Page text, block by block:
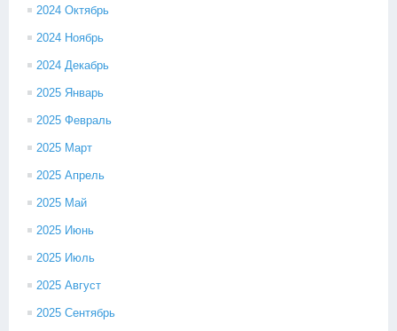
2024 Октябрь
2024 Ноябрь
2024 Декабрь
2025 Январь
2025 Февраль
2025 Март
2025 Апрель
2025 Май
2025 Июнь
2025 Июль
2025 Август
2025 Сентябрь